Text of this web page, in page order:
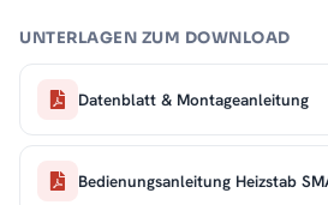
UNTERLAGEN ZUM DOWNLOAD
Datenblatt & Montageanleitung
Bedienungsanleitung Heizstab